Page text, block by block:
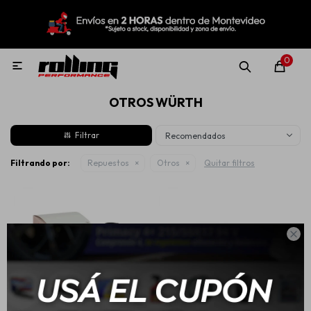

0

OTROS WÜRTH
Recomendados
Filtrando por: Repuestos Otros Quitar filtros
MI CUENTA
Nuevo! Rolling Repuestos
Llantas
Lubricantes
Aditivos